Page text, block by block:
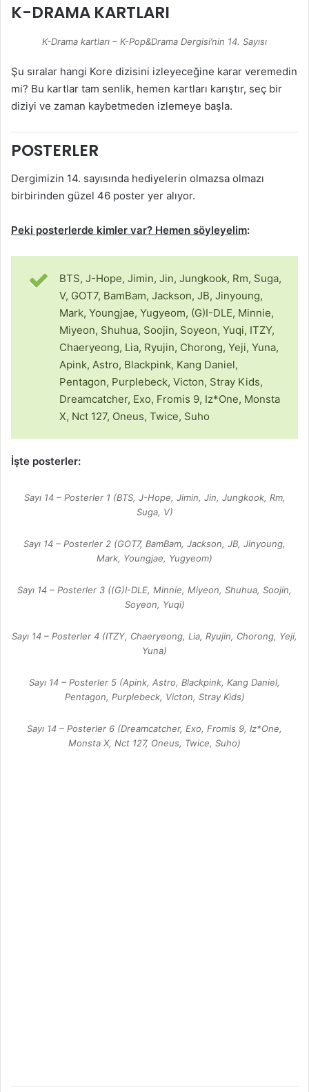
K-DRAMA KARTLARI
K-Drama kartları – K-Pop&Drama Dergisi’nin 14. Sayısı
Şu sıralar hangi Kore dizisini izleyeceğine karar veremedin
mi? Bu kartlar tam senlik, hemen kartları karıştır, seç bir
diziyi ve zaman kaybetmeden izlemeye başla.
POSTERLER
Dergimizin 14. sayısında hediyelerin olmazsa olmazı
birbirinden güzel 46 poster yer alıyor.
Peki posterlerde kimler var? Hemen söyleyelim:
BTS, J-Hope, Jimin, Jin, Jungkook, Rm, Suga,
V, GOT7, BamBam, Jackson, JB, Jinyoung,
Mark, Youngjae, Yugyeom, (G)I-DLE, Minnie,
Miyeon, Shuhua, Soojin, Soyeon, Yuqi, ITZY,
Chaeryeong, Lia, Ryujin, Chorong, Yeji, Yuna,
Apink, Astro, Blackpink, Kang Daniel,
Pentagon, Purplebeck, Victon, Stray Kids,
Dreamcatcher, Exo, Fromis 9, Iz*One, Monsta
X, Nct 127, Oneus, Twice, Suho
İşte posterler:
Sayı 14 – Posterler 1 (BTS, J-Hope, Jimin, Jin, Jungkook, Rm,
Suga, V)
Sayı 14 – Posterler 2 (GOT7, BamBam, Jackson, JB, Jinyoung,
Mark, Youngjae, Yugyeom)
Sayı 14 – Posterler 3 ((G)I-DLE, Minnie, Miyeon, Shuhua, Soojin,
Soyeon, Yuqi)
Sayı 14 – Posterler 4 (ITZY, Chaeryeong, Lia, Ryujin, Chorong, Yeji,
Yuna)
Sayı 14 – Posterler 5 (Apink, Astro, Blackpink, Kang Daniel,
Pentagon, Purplebeck, Victon, Stray Kids)
Sayı 14 – Posterler 6 (Dreamcatcher, Exo, Fromis 9, Iz*One,
Monsta X, Nct 127, Oneus, Twice, Suho)